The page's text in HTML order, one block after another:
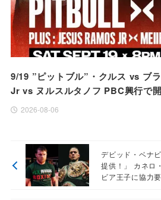
9/19 ”ピットブル”・クルス vs ブ
Jr vs ヌルスルタノフ PBC興行で
2026-08-06
デビッド・ベナ
提供！」 カネロ
ビア王子に協力